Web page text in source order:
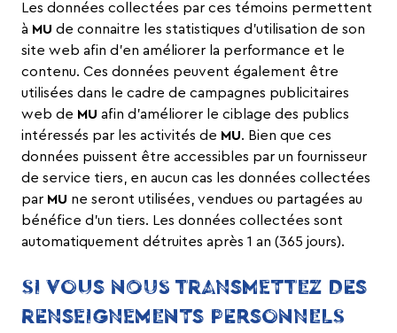
Les données collectées par ces témoins permettent
à MU de connaitre les statistiques d’utilisation de son
site web afin d’en améliorer la performance et le
contenu. Ces données peuvent également être
utilisées dans le cadre de campagnes publicitaires
web de MU afin d’améliorer le ciblage des publics
intéressés par les activités de MU. Bien que ces
données puissent être accessibles par un fournisseur
de service tiers, en aucun cas les données collectées
par MU ne seront utilisées, vendues ou partagées au
bénéfice d’un tiers. Les données collectées sont
automatiquement détruites après 1 an (365 jours).
SI VOUS NOUS TRANSMETTEZ DES
RENSEIGNEMENTS PERSONNELS